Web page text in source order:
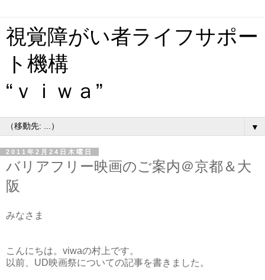
視覚障がい者ライフサポー
ト機構
“ｖｉｗａ”
▼
2011年2月24日木曜日
バリアフリー映画のご案内＠京都＆大
阪
みなさま
こんにちは。viwaの村上です。
以前、UD映画祭についての記事を書きました。